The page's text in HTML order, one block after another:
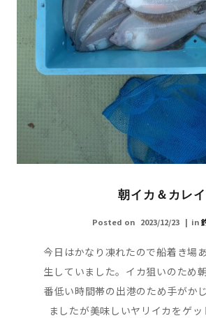
朝イカ＆カレイ
Posted on 2023/12/23 in
今日はかなり凍れたので船着き場
生していました。イカ狙いのため
番低い時間帯の出港のため手がか
ましたが美味しいヤリイカをゲッ